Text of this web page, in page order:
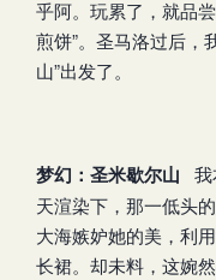
乎阿。玩累了，就品
煎饼”。圣马洛过后，
山”出发了。
梦幻：圣米歇尔山 我
天渲染下，那一低头
大海嫉妒她的美，利
长裙。却未料，这婉